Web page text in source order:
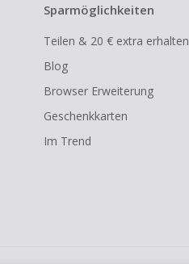
Sparmöglichkeiten
Teilen & 20 € extra erhalten
Blog
Browser Erweiterung
Geschenkkarten
Im Trend